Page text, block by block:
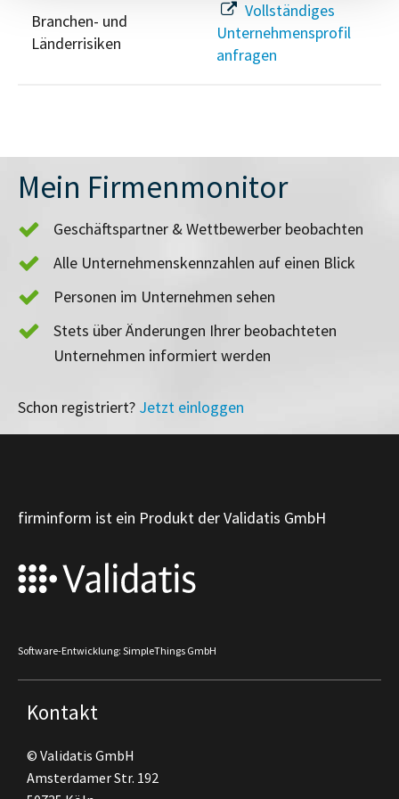
Branchen- und
Länderrisiken
Vollständiges
Unternehmensprofil
anfragen
Mein Firmenmonitor
Geschäftspartner & Wettbewerber beobachten
Alle Unternehmenskennzahlen auf einen Blick
Personen im Unternehmen sehen
Stets über Änderungen Ihrer beobachteten
Unternehmen informiert werden
Schon registriert? Jetzt einloggen
firminform ist ein Produkt der Validatis GmbH
Software-Entwicklung: SimpleThings GmbH
Kontakt
© Validatis GmbH
Amsterdamer Str. 192